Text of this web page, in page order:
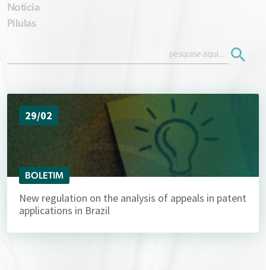
Notícia
Pílulas
29/02
BOLETIM
New regulation on the analysis of appeals in patent
applications in Brazil